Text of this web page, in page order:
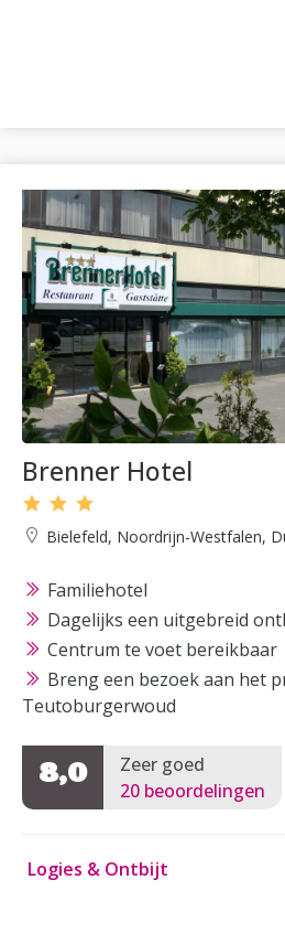
Brenner Hotel
Bielefeld, Noordrijn-Westfalen,
Familiehotel
Dagelijks een uitgebreid
Centrum te voet bereikbaar
Breng een bezoek aan het
Teutoburgerwoud
8,0
Zeer goed
20 beoordelingen
Logies & Ontbijt